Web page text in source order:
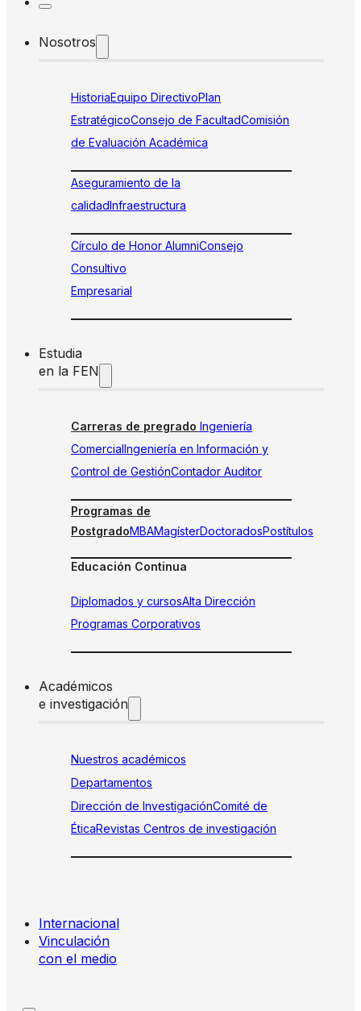
Nosotros
HistoriaEquipo DirectivoPlan
EstratégicoConsejo de FacultadComisión
de Evaluación Académica
Aseguramiento de la
calidadInfraestructura
Círculo de Honor AlumniConsejo
Consultivo
Empresarial
Estudia
en la FEN
Carreras de pregrado Ingeniería
ComercialIngeniería en Información y
Control de GestiónContador Auditor
Programas de
PostgradoMBAMagísterDoctoradosPostítulos
Educación Continua
Diplomados y cursosAlta Dirección
Programas Corporativos
Académicos
e investigación
Nuestros académicos
Departamentos
Dirección de InvestigaciónComité de
ÉticaRevistas Centros de investigación
Internacional
Vinculación
con el medio